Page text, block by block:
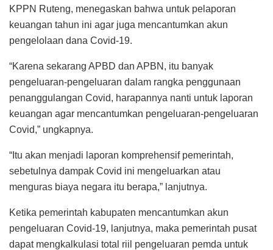
KPPN Ruteng, menegaskan bahwa untuk pelaporan
keuangan tahun ini agar juga mencantumkan akun
pengelolaan dana Covid-19.
“Karena sekarang APBD dan APBN, itu banyak
pengeluaran-pengeluaran dalam rangka penggunaan
penanggulangan Covid, harapannya nanti untuk laporan
keuangan agar mencantumkan pengeluaran-pengeluaran
Covid,” ungkapnya.
“Itu akan menjadi laporan komprehensif pemerintah,
sebetulnya dampak Covid ini mengeluarkan atau
menguras biaya negara itu berapa,” lanjutnya.
Ketika pemerintah kabupaten mencantumkan akun
pengeluaran Covid-19, lanjutnya, maka pemerintah pusat
dapat mengkalkulasi total riil pengeluaran pemda untuk